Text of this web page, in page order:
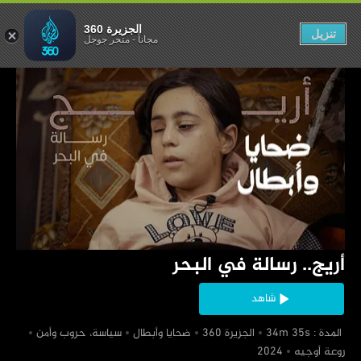
‏أريج.. رسالة في البحر
شاهد
‏ المدة : 34m 35s
‏الجزيرة 360 ‏ضحايا وأبطال
‏سياسة، حروب وأمن
‏روعة أوجيه
رسالة في البحر
الجزيرة 360
مجاناً-متجر جوجل تنزيل